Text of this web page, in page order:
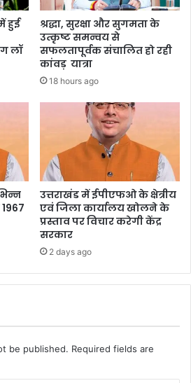
हुई
लॉ
श्रद्धा, सुरक्षा और सुगमता के
उत्कृष्ट समन्वय से
सफलतापूर्वक संचालित हो रही
कांवड़ यात्रा
18 hours ago
उत्तराखंड में ईपीएफओ के क्षेत्रीय
एवं जिला कार्यालय खोलने के
प्रस्ताव पर विचार करेगी केंद्र
सरकार
2 days ago
be published. Required fields are